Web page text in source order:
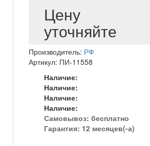
Цену
уточняйте
Производитель: РФ
Артикул: ПИ-11558
Наличие:
Наличие:
Наличие:
Наличие:
Самовывоз:бесплатно
Гарантия: 12 месяцев(-а)